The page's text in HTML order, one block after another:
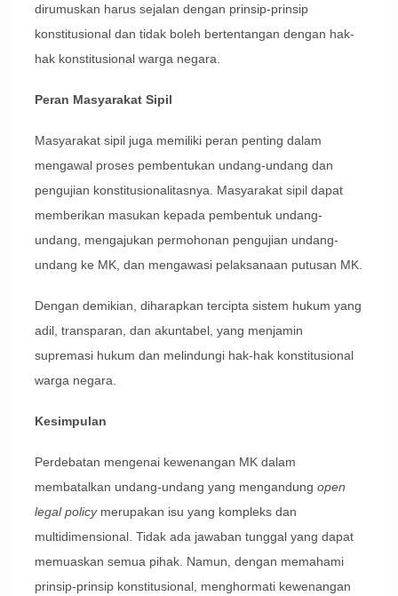
dirumuskan harus sejalan dengan prinsip-prinsip
konstitusional dan tidak boleh bertentangan dengan hak-
hak konstitusional warga negara.
Peran Masyarakat Sipil
Masyarakat sipil juga memiliki peran penting dalam
mengawal proses pembentukan undang-undang dan
pengujian konstitusionalitasnya. Masyarakat sipil dapat
memberikan masukan kepada pembentuk undang-
undang, mengajukan permohonan pengujian undang-
undang ke MK, dan mengawasi pelaksanaan putusan MK.
Dengan demikian, diharapkan tercipta sistem hukum yang
adil, transparan, dan akuntabel, yang menjamin
supremasi hukum dan melindungi hak-hak konstitusional
warga negara.
Kesimpulan
Perdebatan mengenai kewenangan MK dalam
membatalkan undang-undang yang mengandung open
legal policymerupakan isu yang kompleks dan
multidimensional. Tidak ada jawaban tunggal yang dapat
memuaskan semua pihak. Namun, dengan memahami
prinsip-prinsip konstitusional, menghormati kewenangan